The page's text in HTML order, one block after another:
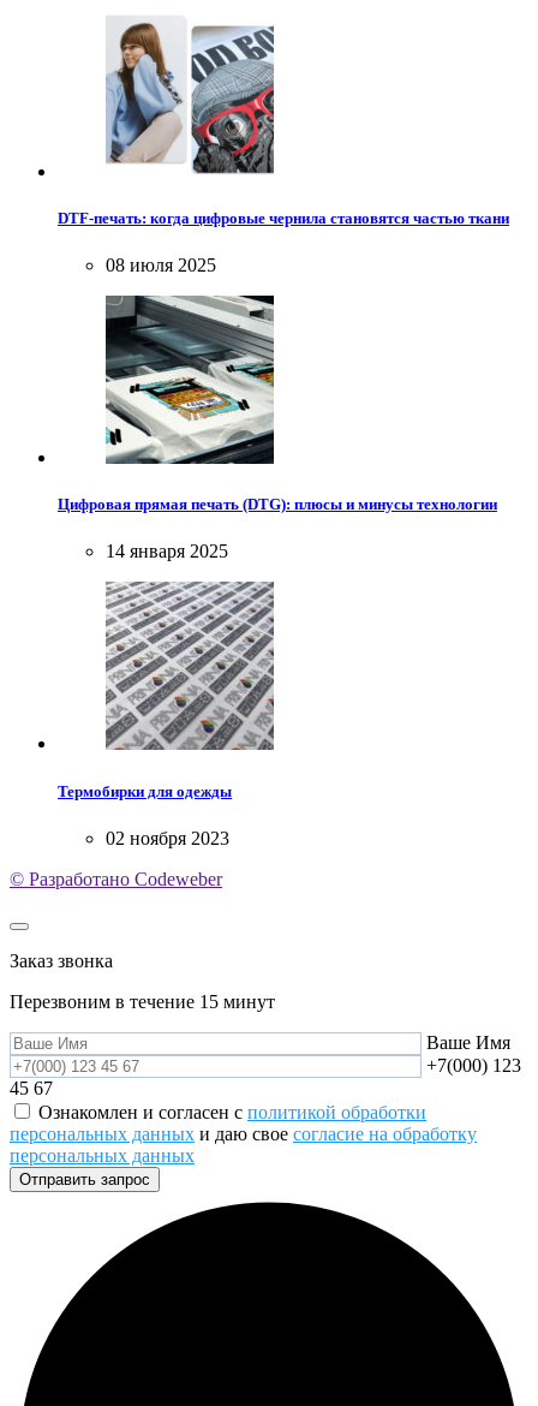
DTF-печать: когда цифровые чернила становятся частью ткани
08 июля 2025
Цифровая прямая печать (DTG): плюсы и минусы технологии
14 января 2025
Термобирки для одежды
02 ноября 2023
© Разработано Codeweber
Заказ звонка
Перезвоним в течение 15 минут
Ваше Имя
+7(000) 123
45 67
Ознакомлен и согласен с политикой обработки
персональных данных и даю свое согласие на обработку
персональных данных
Отправить запрос